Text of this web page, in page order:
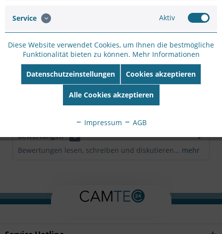
Artikel-Nr.:
Hersteller Artikel-
Nr:
AM-414
EAN:
4712123677552
Beschreibung
Kompatibel mit: Power Box: AA-351, AA-352, AM-718
Bewertungen
0
Bewertungen lesen, schreiben und diskutieren... mehr
Service Aktiv
Diese Website verwendet Cookies, um Ihnen die bestmögliche
Funktionalität bieten zu können. Mehr Informationen
Datenschutzeinstellungen Cookies akzeptieren
Alle Cookies akzeptieren
Impressum AGB